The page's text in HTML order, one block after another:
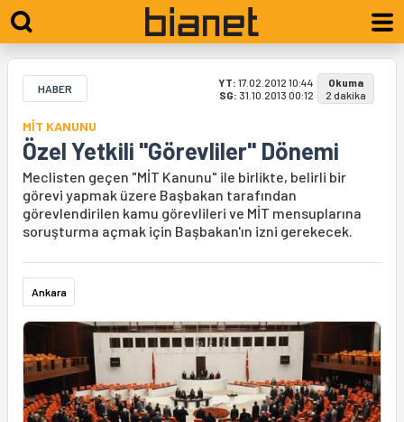
HABER YT: 17.02.2012 10:44
SG: 31.10.2013 00:12
Okuma
2 dakika
MİT KANUNU
Özel Yetkili "Görevliler" Dönemi
Meclisten geçen "MİT Kanunu" ile birlikte, belirli bir
görevi yapmak üzere Başbakan tarafından
görevlendirilen kamu görevlileri ve MİT mensuplarına
soruşturma açmak için Başbakan'ın izni gerekecek.
Ankara